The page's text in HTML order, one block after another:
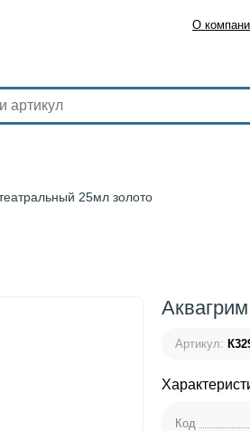
О
25мл золото
Артикул:
Код